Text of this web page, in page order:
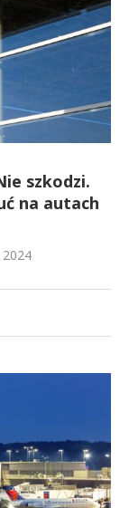
szkodzi.
na autach